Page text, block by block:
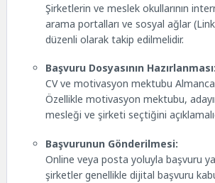
Şirketlerin ve meslek okullarının
arama portalları ve sosyal ağlar
düzenli olarak takip edilmelidir.
Başvuru Dosyasının Hazırlanması:
CV ve motivasyon mektubu Almanca
Özellikle motivasyon mektubu,
mesleği ve şirketi seçtiğini
Başvurunun Gönderilmesi:
Online veya posta yoluyla başvuru
şirketler genellikle dijital başvuru